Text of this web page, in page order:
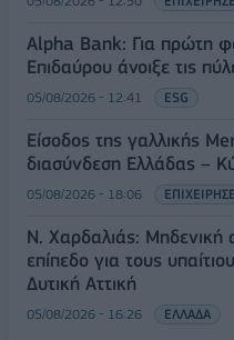
Alpha Bank: Για πρώτη
Επιδαύρου άνοιξε τις
05/08/2026 - 12:41 ESG
Είσοδος της γαλλικής
διασύνδεση Ελλάδας –
05/08/2026 - 18:06
Ν. Χαρδαλιάς: Μηδενική
επίπεδο για τους
Δυτική Αττική
05/08/2026 - 16:26 ΕΛΛΑΔΑ